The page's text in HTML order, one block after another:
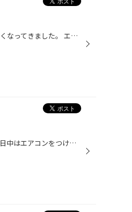
こんにちは福岡県春日市のタイヤ館春日店です 気温も上がり暑くなってきました。 エアコンをつけると効きが悪いと感じませんか？ 悪いと感じるのであれば暑くて運転出来ませんよね？ エアコンの効きはエアコンガスが少なくても多過ぎても 効きは悪くなります。またエアコン内部に水分などの不純物が...
こんにちは福岡県春日市のタイヤ館春日店です 気温も上がって日中はエアコンをつける事が 多くなりますね。久しぶりにエアコンつけると 効きが悪い感じがしませんか？ そう感じる方は ベロフ エアコン添加剤 パワーブーストを注入してみませんか？ どの様な商品かというと 耐久性の高い100％エステ...